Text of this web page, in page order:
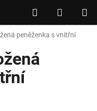
Hledat
KOŠÍK
peněženka s vnitřní